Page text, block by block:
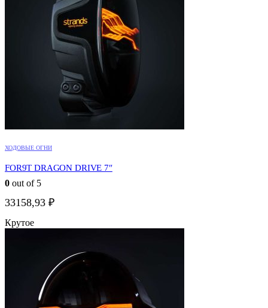
ХОДОВЫЕ ОГНИ
FOR9T DRAGON DRIVE 7″
0 out of 5
33158,93 ₽
Крутое